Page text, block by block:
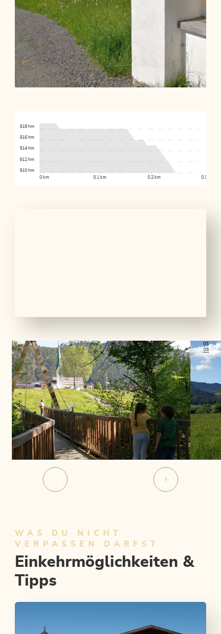
0 km 0.1 km 0.2 km 0.3 km
910 hm
912 hm
914 hm
916 hm
918 hm
01
06
WAS DU NICHT
VERPASSEN DARFST
Einkehrmöglichkeiten &
Tipps